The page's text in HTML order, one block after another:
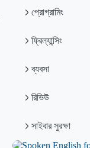
প্রোগ্রামিং
ফ্রিল্যান্সিং
ব্যবসা
রিভিউ
সাইবার সুরক্ষা